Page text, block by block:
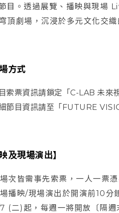
目。透過展覽、播映與現場
頂劇場，沉浸於多元文化交織
方式
索票資訊請鎖定「C-LAB 未來
節目資訊請至「FUTURE
及現場演出】
次皆需事先索票，一人一票憑
播映/現場演出於開演前10分
(二)起，每週一將開放〔隔週